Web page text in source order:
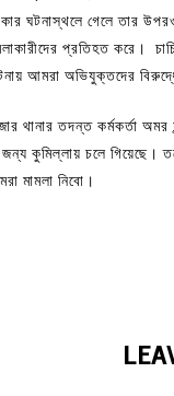
ঘটনাস্থলে গেলে তার
প্রতিহত করে।
আমরা অভিযুক্তদের
থানার তদন্ত কর্মকর্তা
কুমিল্লায় চলে গিয়েছে।
মামলা নিবো।
জন প্রার্থী
0 3 words